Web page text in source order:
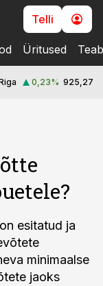
Telli
Üritused
0,23% 925,27
esitatud ja
minimaalse
jaoks